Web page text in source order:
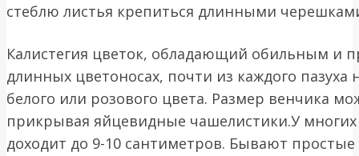
стеблю листья крепиться длинными
Калистегия цветок, обладающий обильным и
длинных цветоносах, почти из каждого пазуха
белого или розового цвета. Размер венчика
прикрывая яйцевидные чашелистики.У
доходит до 9-10 сантиметров. Бывают